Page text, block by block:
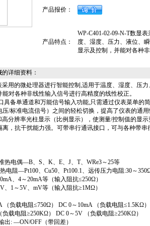
产品报价：
产品特点：
WP-C401-02-09-N-T数显
度、湿度、压力、液位、
显示及控制，并能对各种
的详细资料：
采用的微处理器进行智能控制,适用于温度、湿度、压
对各种非线性输入信号进行高精度的线性校正。
具备单通道和万能信号输入功能,只需通过仪表菜单的
/标准电流信号）之间的轻松切换，提高了仪表的通用
分辨率光柱显示（比例显示），使测量/控制值的显示
，抗干扰能力强。可带串行通讯接口，可与各种带
偶—B、S、K、E、J、T、WRe3～25等
、Cu50、Pt100.1、远传压力电阻:30～
20mA等（输入阻抗≤250Ω）
、mV等（输入阻抗≥1MΩ）
负载电阻≤750Ω） DC 0～10mA （负载电阻≤1.5KΩ）
≥250KΩ） DC 0～5V （负载电阻≥250KΩ）
: —ON/OFF（带回差）